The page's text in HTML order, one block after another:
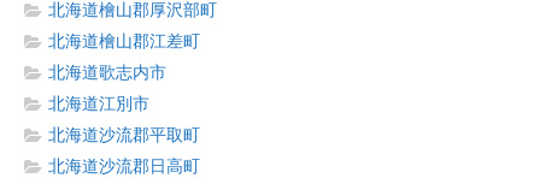
北海道檜山郡厚沢部町
北海道檜山郡江差町
北海道歌志内市
北海道江別市
北海道沙流郡平取町
北海道沙流郡日高町